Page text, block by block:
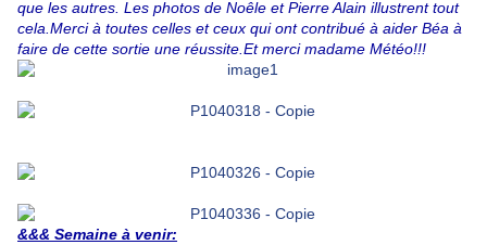
que les autres. Les photos de Noêle et Pierre Alain illustrent tout
cela.Merci à toutes celles et ceux qui ont contribué à aider Béa à
faire de cette sortie une réussite.Et merci madame Météo!!!
&&& Semaine à venir: